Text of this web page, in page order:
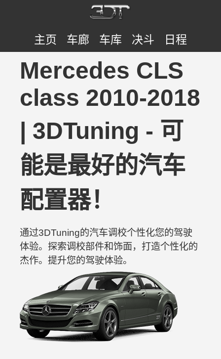
主页 车廊 车库 决斗 日程
Mercedes CLS
class 2010-2018
| 3DTuning - 可
能是最好的汽车
配置器！
通过3DTuning的汽车调校个性化您的驾驶
体验。探索调校部件和饰面，打造个性化的
杰作。提升您的驾驶体验。